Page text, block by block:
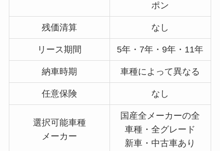
ポン
残価清算 なし
リース期間 5年・7年・9年・11年
納車時期 車種によって異なる
任意保険 なし
選択可能車種
メーカー
国産全メーカーの全
車種・全グレード
新車・中古車あり